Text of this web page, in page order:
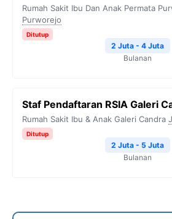
Rumah Sakit Ibu Dan Anak Permata
Purworejo
Ditutup
2 Juta - 4 Juta
Bulanan
Staf Pendaftaran RSIA Galeri
Rumah Sakit Ibu & Anak Galeri Candra
Ditutup
2 Juta - 5 Juta
Bulanan